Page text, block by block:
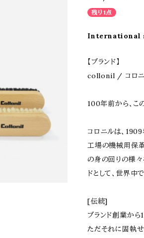
残り1点
International
【ブランド】
collonil / コロ
100年前から、こ
コロニルは、
工場の機械用保
の身の回りの様
ドとして､世界中
[伝統]
ブランド創業か
ただそれに固執